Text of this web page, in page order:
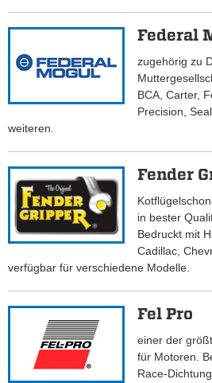
Federal
zugehörig zu
BCA, Carter,
Precision,
weiteren.
Fender
in bester
Bedruckt mit
Cadillac,
verfügbar für verschiedene Modelle.
Fel Pro
einer der
für Motoren.
Race-